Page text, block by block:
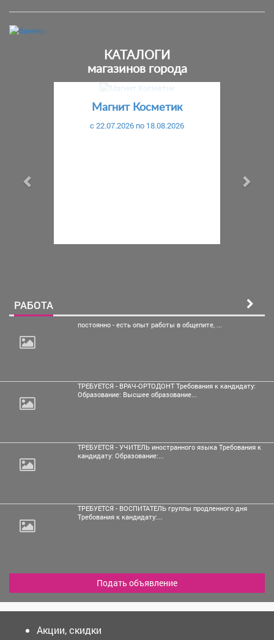
КАТАЛОГИ
магазинов города
Магнит Косметик
c 22.07.2026 по 18.08.2026
РАБОТА
постоянно - есть опыт работы в общепите, ...
ТРЕБУЕТСЯ - ВРАЧ-ОРТОДОНТ Требования к кандидату:
Образование: Высшее образование...
ТРЕБУЕТСЯ - УЧИТЕЛЬ иностранного языка Требования к
кандидату: Образование:...
ТРЕБУЕТСЯ - ВОСПИТАТЕЛЬ группы продленного дня
Требования к кандидату:...
Подать объявление
Акции, скидки